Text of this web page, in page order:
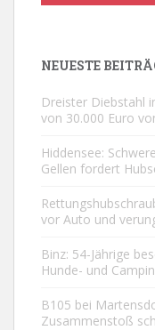
NEUESTE
Dreister Diebstahl
von 30.000 Euro
Hiddensee:
Gellen fordert
vor Auto und
Binz: 54-Jährige
Hunde- und
B105 bei
Zusammenstoß